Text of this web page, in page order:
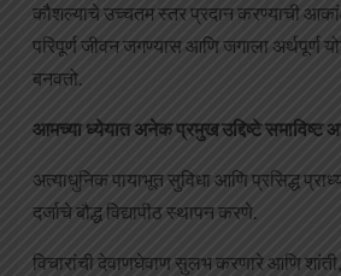
कौशल्याचे उच्चतम स्तर प्रदान करण्याची
परिपूर्ण जीवन जगण्यास आणि जगाला अर्थपूर्ण
बनवतो.
आमच्या ध्येयात अनेक प्रमुख उद्दिष्टे समाविष्ट
अत्याधुनिक पायाभूत सुविधा आणि प्रसिद्ध
दर्जाचे बौद्ध विद्यापीठ स्थापन करणे.
विचारांची देवाणघेवाण सुलभ करणारे आणि